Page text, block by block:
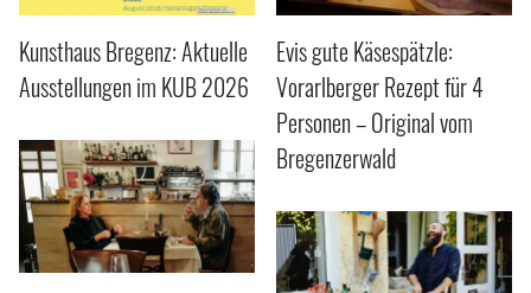
Kunsthaus Bregenz: Aktuelle
Ausstellungen im KUB 2026
Evis gute Käsespätzle:
Vorarlberger Rezept für 4
Personen – Original vom
Bregenzerwald